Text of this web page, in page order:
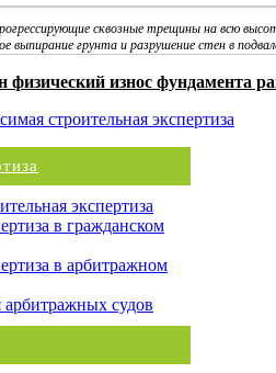
сквозные трещины на всю
выпирание грунта и разрушение стен в
физический износ фундамента
строительная экспертиза
экспертиза
в гражданском
в арбитражном
арбитражных судов